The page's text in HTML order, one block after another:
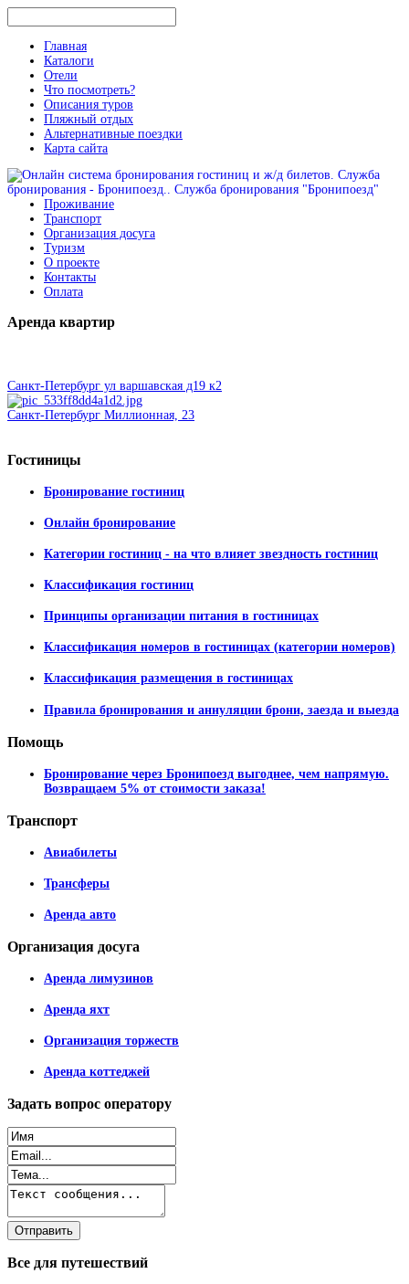
Главная
Каталоги
Отели
Что посмотреть?
Описания туров
Пляжный отдых
Альтернативные поездки
Карта сайта
Проживание
Транспорт
Организация досуга
Туризм
О проекте
Контакты
Оплата
Аренда квартир
Санкт-Петербург ул варшавская д19 к2
Санкт-Петербург Миллионная, 23
Гостиницы
Бронирование гостиниц
Онлайн бронирование
Категории гостиниц - на что влияет звездность гостиниц
Классификация гостиниц
Принципы организации питания в гостиницах
Классификация номеров в гостиницах (категории номеров)
Классификация размещения в гостиницах
Правила бронирования и аннуляции брони, заезда и выезда
Помощь
Бронирование через Бронипоезд выгоднее, чем напрямую.
Возвращаем 5% от стоимости заказа!
Транспорт
Авиабилеты
Трансферы
Аренда авто
Организация досуга
Аренда лимузинов
Аренда яхт
Организация торжеств
Аренда коттеджей
Задать вопрос оператору
Все для путешествий